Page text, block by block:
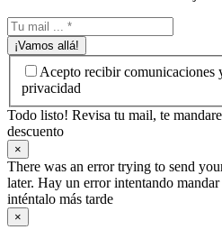
¡Vamos allá!
Acepto recibir comunicaciones
privacidad
Todo listo! Revisa tu mail, te
descuento
×
There was an error trying to send
later. Hay un error intentando
inténtalo más tarde
×